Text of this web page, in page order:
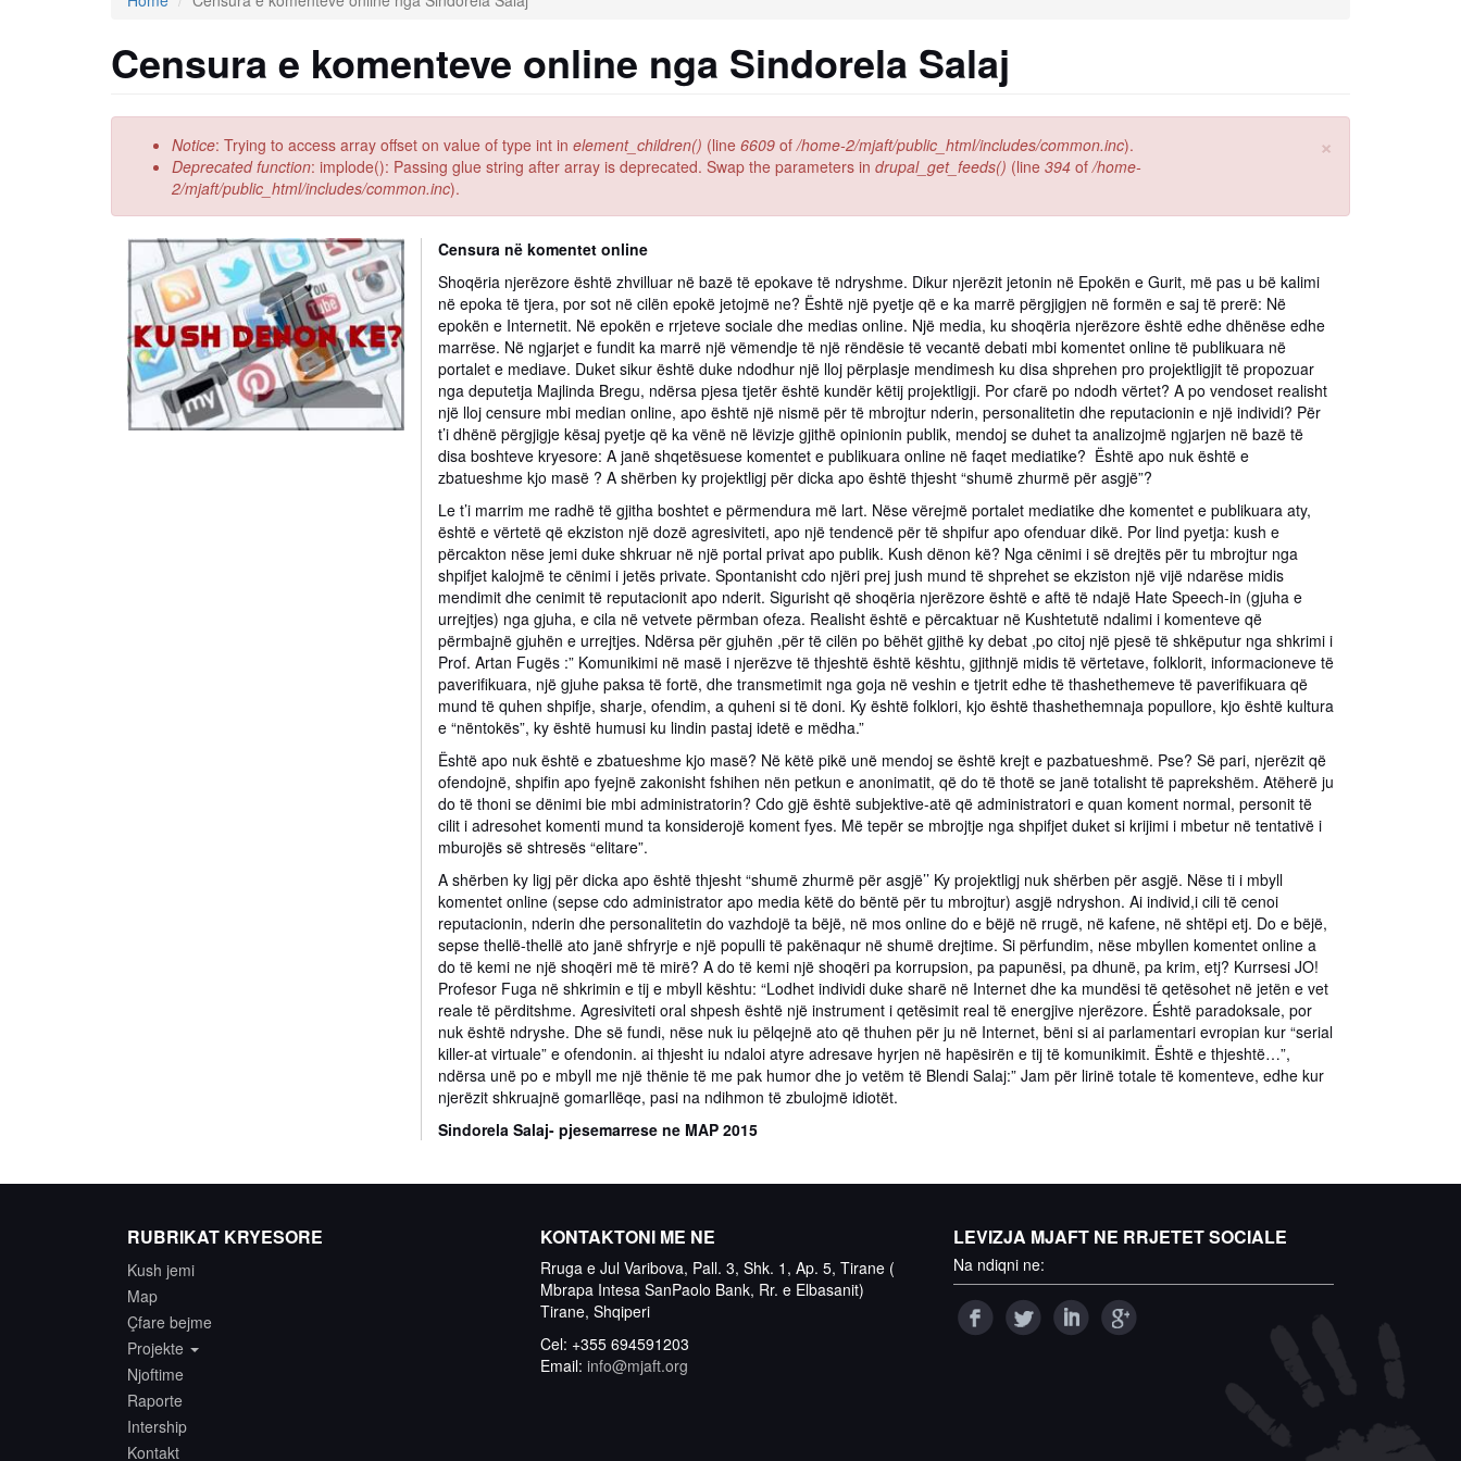
Censura e komenteve online nga Sindorela Salaj
×
Error
message
Notice: Trying to access array offset on value of type int in element_children() (line 6609 of/home-2/mjaft/public_html/includes/common.inc).
Deprecated function: implode(): Passing glue string after array is deprecated. Swap the parameters in drupal_get_feeds() (line 394 of/home-
2/mjaft/public_html/includes/common.inc).
Censura në komentet online
Shoqëria njerëzore është zhvilluar në bazë të epokave të ndryshme. Dikur njerëzit jetonin në Epokën e Gurit, më pas u bë kalimi
në epoka të tjera, por sot në cilën epokë jetojmë ne? Është një pyetje që e ka marrë përgjigjen në formën e saj të prerë: Në
epokën e Internetit. Në epokën e rrjeteve sociale dhe medias online. Një media, ku shoqëria njerëzore është edhe dhënëse edhe
marrëse. Në ngjarjet e fundit ka marrë një vëmendje të një rëndësie të vecantë debati mbi komentet online të publikuara në
portalet e mediave. Duket sikur është duke ndodhur një lloj përplasje mendimesh ku disa shprehen pro projektligjit të propozuar
nga deputetja Majlinda Bregu, ndërsa pjesa tjetër është kundër këtij projektligji. Por cfarë po ndodh vërtet? A po vendoset realisht
një lloj censure mbi median online, apo është një nismë për të mbrojtur nderin, personalitetin dhe reputacionin e një individi? Për
t’i dhënë përgjigje kësaj pyetje që ka vënë në lëvizje gjithë opinionin publik, mendoj se duhet ta analizojmë ngjarjen në bazë të
disa boshteve kryesore: A janë shqetësuese komentet e publikuara online në faqet mediatike? Është apo nuk është e
zbatueshme kjo masë ? A shërben ky projektligj për dicka apo është thjesht “shumë zhurmë për asgjë”?
Le t’i marrim me radhë të gjitha boshtet e përmendura më lart. Nëse vërejmë portalet mediatike dhe komentet e publikuara aty,
është e vërtetë që ekziston një dozë agresiviteti, apo një tendencë për të shpifur apo ofenduar dikë. Por lind pyetja: kush e
përcakton nëse jemi duke shkruar në një portal privat apo publik. Kush dënon kë? Nga cënimi i së drejtës për tu mbrojtur nga
shpifjet kalojmë te cënimi i jetës private. Spontanisht cdo njëri prej jush mund të shprehet se ekziston një vijë ndarëse midis
mendimit dhe cenimit të reputacionit apo nderit. Sigurisht që shoqëria njerëzore është e aftë të ndajë Hate Speech-in (gjuha e
urrejtjes) nga gjuha, e cila në vetvete përmban ofeza. Realisht është e përcaktuar në Kushtetutë ndalimi i komenteve që
përmbajnë gjuhën e urrejtjes. Ndërsa për gjuhën ,për të cilën po bëhët gjithë ky debat ,po citoj një pjesë të shkëputur nga shkrimi i
Prof. Artan Fugës :” Komunikimi në masë i njerëzve të thjeshtë është kështu, gjithnjë midis të vërtetave, folklorit, informacioneve të
paverifikuara, një gjuhe paksa të fortë, dhe transmetimit nga goja në veshin e tjetrit edhe të thashethemeve të paverifikuara që
mund të quhen shpifje, sharje, ofendim, a quheni si të doni. Ky është folklori, kjo është thashethemnaja popullore, kjo është kultura
e “nëntokës”, ky është humusi ku lindin pastaj idetë e mëdha.”
Është apo nuk është e zbatueshme kjo masë? Në këtë pikë unë mendoj se është krejt e pazbatueshmë. Pse? Së pari, njerëzit që
ofendojnë, shpifin apo fyejnë zakonisht fshihen nën petkun e anonimatit, që do të thotë se janë totalisht të paprekshëm. Atëherë ju
do të thoni se dënimi bie mbi administratorin? Cdo gjë është subjektive-atë që administratori e quan koment normal, personit të
cilit i adresohet komenti mund ta konsiderojë koment fyes. Më tepër se mbrojtje nga shpifjet duket si krijimi i mbetur në tentativë i
mburojës së shtresës “elitare”.
A shërben ky ligj për dicka apo është thjesht “shumë zhurmë për asgjë’’ Ky projektligj nuk shërben për asgjë. Nëse ti i mbyll
komentet online (sepse cdo administrator apo media këtë do bëntë për tu mbrojtur) asgjë ndryshon. Ai individ,i cili të cenoi
reputacionin, nderin dhe personalitetin do vazhdojë ta bëjë, në mos online do e bëjë në rrugë, në kafene, në shtëpi etj. Do e bëjë,
sepse thellë-thellë ato janë shfryrje e një populli të pakënaqur në shumë drejtime. Si përfundim, nëse mbyllen komentet online a
do të kemi ne një shoqëri më të mirë? A do të kemi një shoqëri pa korrupsion, pa papunësi, pa dhunë, pa krim, etj? Kurrsesi JO!
Profesor Fuga në shkrimin e tij e mbyll kështu: “Lodhet individi duke sharë në Internet dhe ka mundësi të qetësohet në jetën e vet
reale të përditshme. Agresiviteti oral shpesh është një instrument i qetësimit real të energjive njerëzore. Éshtë paradoksale, por
nuk është ndryshe. Dhe së fundi, nëse nuk iu pëlqejnë ato që thuhen për ju në Internet, bëni si ai parlamentari evropian kur “serial
killer-at virtuale” e ofendonin. ai thjesht iu ndaloi atyre adresave hyrjen në hapësirën e tij të komunikimit. Është e thjeshtë…”,
ndërsa unë po e mbyll me një thënie të me pak humor dhe jo vetëm të Blendi Salaj:” Jam për lirinë totale të komenteve, edhe kur
njerëzit shkruajnë gomarllëqe, pasi na ndihmon të zbulojmë idiotët.
Sindorela Salaj- pjesemarrese ne MAP 2015
RUBRIKAT KRYESORE
Kush jemi
Map
Çfare bejme
Projekte
Njoftime
Raporte
Intership
Kontakt
KONTAKTONI ME NE
Rruga e Jul Varibova, Pall. 3, Shk. 1, Ap. 5, Tirane (
Mbrapa Intesa SanPaolo Bank, Rr. e Elbasanit)
Tirane, Shqiperi
Cel: +355 694591203
Email: info@mjaft.org
LEVIZJA MJAFT NE RRJETET SOCIALE
Na ndiqni ne: